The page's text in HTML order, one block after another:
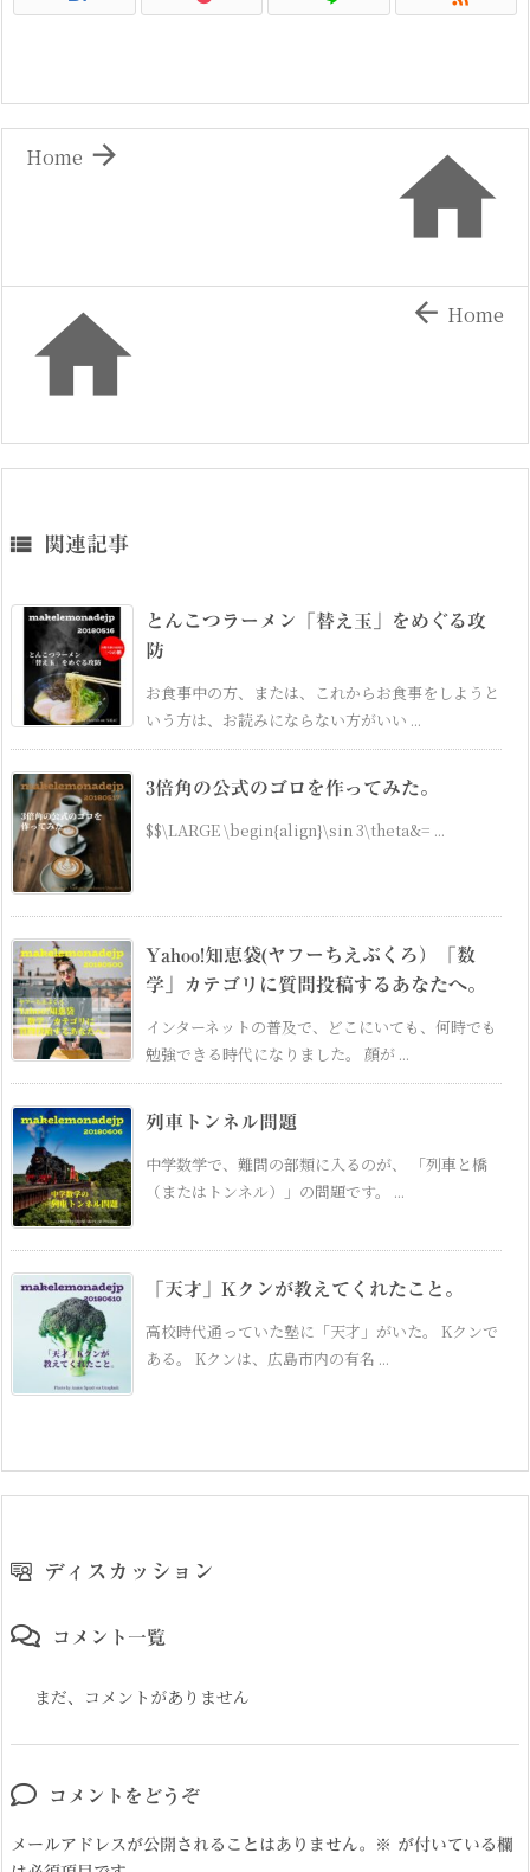


Home
  Home
 関連記事
とんこつラーメン「替え玉」をめぐる攻
防
お食事中の方、または、これからお食事をしようと
いう方は、お読みにならない方がいい ...
3倍角の公式のゴロを作ってみた。
$$\LARGE \begin{align}\sin 3\theta&= ...
Yahoo!知恵袋(ヤフーちえぶくろ）「数
学」カテゴリに質問投稿するあなたへ。
インターネットの普及で、どこにいても、何時でも
勉強できる時代になりました。 顔が ...
列車トンネル問題
中学数学で、難問の部類に入るのが、 「列車と橋
（またはトンネル）」の問題です。 ...
「天才」Kクンが教えてくれたこと。
高校時代通っていた塾に「天才」がいた。 Kクンで
ある。 Kクンは、広島市内の有名 ...
ディスカッション
コメント一覧
まだ、コメントがありません
コメントをどうぞ
メールアドレスが公開されることはありません。 ※ が付いている欄